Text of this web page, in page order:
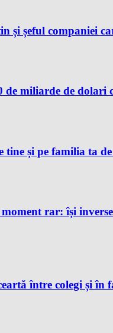
șeful companiei
miliarde de dolari
tine și pe familia ta
rar: își
între colegi și în